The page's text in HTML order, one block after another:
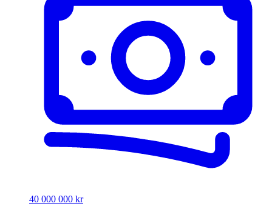
40 000 000 kr